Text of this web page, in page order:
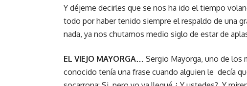
Y déjeme decirles que se nos ha ido el tiempo
todo por haber tenido siempre el respaldo de una
nada, ya nos chutamos medio siglo de estar de
EL VIEJO MAYORGA… Sergio Mayorga, uno de
conocido tenía una frase cuando alguien le decía